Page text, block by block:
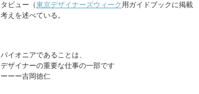
タビュー（東京デザイナーズウィーク 用ガイドブックに掲
考えを述べている。
パイオニアであることは、
デザイナーの重要な仕事の一部です
ーーー吉岡徳仁